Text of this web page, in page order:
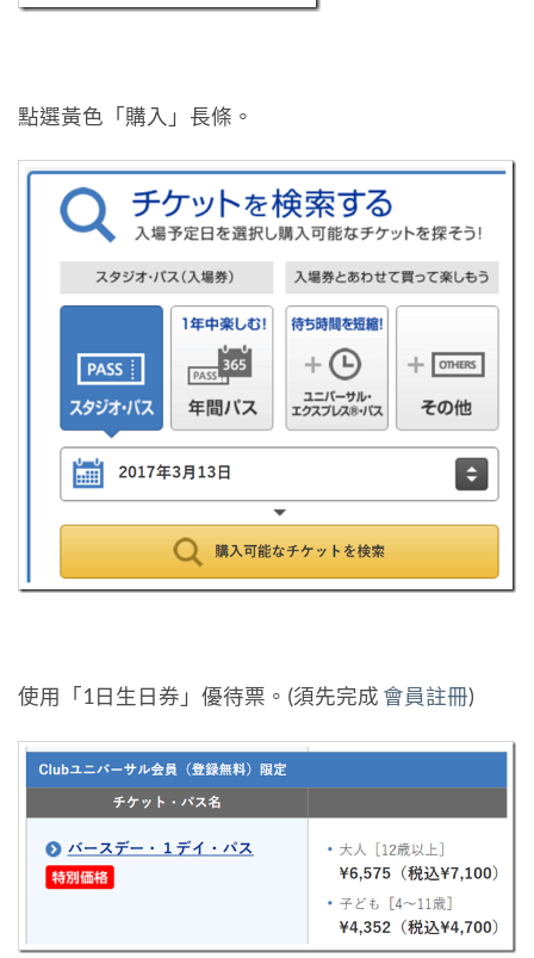
點選黃色「購入」長條。
使用「1日生日券」優待票。(須先完成 會員註冊)